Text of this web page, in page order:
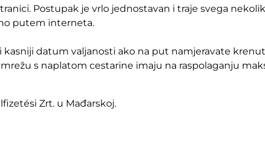
Postupak je vrlo jednostavan i traje svega
putem interneta.
datum valjanosti ako na put namjeravate
s naplatom cestarine imaju na raspolaganju
Zrt. u Mađarskoj.